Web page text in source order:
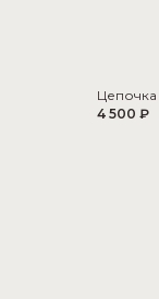
Цепочка
4 500 ₽